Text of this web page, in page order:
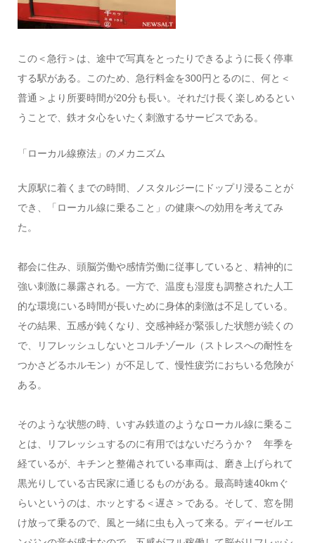
この＜急行＞は、途中で写真をとったりできるように長く停車
する駅がある。このため、急行料金を300円とるのに、何と＜
普通＞より所要時間が20分も長い。それだけ長く楽しめるとい
うことで、鉄オタ心をいたく刺激するサービスである。
「ローカル線療法」のメカニズム
大原駅に着くまでの時間、ノスタルジーにドップリ浸ることが
でき、「ローカル線に乗ること」の健康への効用を考えてみ
た。
都会に住み、頭脳労働や感情労働に従事していると、精神的に
強い刺激に暴露される。一方で、温度も湿度も調整された人工
的な環境にいる時間が長いために身体的刺激は不足している。
その結果、五感が鈍くなり、交感神経が緊張した状態が続くの
で、リフレッシュしないとコルチゾール（ストレスへの耐性を
つかさどるホルモン）が不足して、慢性疲労におちいる危険が
ある。
そのような状態の時、いすみ鉄道のようなローカル線に乗るこ
とは、リフレッシュするのに有用ではないだろうか？ 年季を
経ているが、キチンと整備されている車両は、磨き上げられて
黒光りしている古民家に通じるものがある。最高時速40kmぐ
らいというのは、ホッとする＜遅さ＞である。そして、窓を開
け放って乗るので、風と一緒に虫も入って来る。ディーゼルエ